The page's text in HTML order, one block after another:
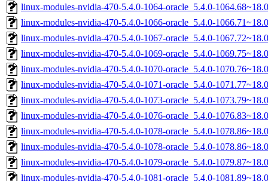
linux-modules-nvidia-470-5.4.0-1064-oracle_5.4.0-
linux-modules-nvidia-470-5.4.0-1066-oracle_5.4.0-
linux-modules-nvidia-470-5.4.0-1067-oracle_5.4.0-
linux-modules-nvidia-470-5.4.0-1069-oracle_5.4.0-
linux-modules-nvidia-470-5.4.0-1070-oracle_5.4.0-
linux-modules-nvidia-470-5.4.0-1071-oracle_5.4.0-
linux-modules-nvidia-470-5.4.0-1073-oracle_5.4.0-
linux-modules-nvidia-470-5.4.0-1076-oracle_5.4.0-
linux-modules-nvidia-470-5.4.0-1078-oracle_5.4.0-
linux-modules-nvidia-470-5.4.0-1078-oracle_5.4.0-
linux-modules-nvidia-470-5.4.0-1079-oracle_5.4.0-
linux-modules-nvidia-470-5.4.0-1081-oracle_5.4.0-